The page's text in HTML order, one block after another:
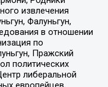
извлечения
Фалуньгун,
в отношении
по
Пражский
политических
либеральной